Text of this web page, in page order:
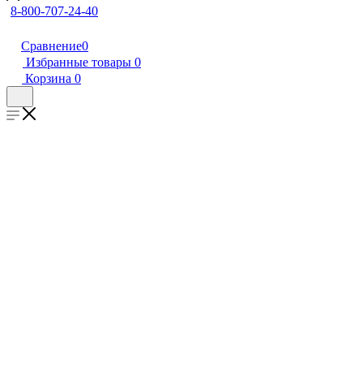
8-800-707-24-40
Сравнение0
Избранные товары 0
Корзина 0